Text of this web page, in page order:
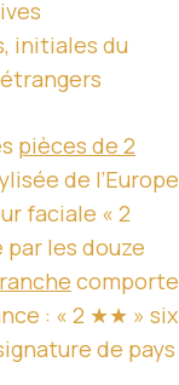
initiales du
pièces de 2
de l’Europe
faciale « 2
par les douze
comporte
: « 2 ★★ » six
de pays